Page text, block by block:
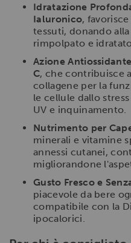
Idratazione
Ialuronico,
tessuti, donando
rimpolpato e
Azione
C, che contribuisce
collagene per la
le cellule dallo
UV e inquinamento.
Nutrimento per
minerali e vitamine
annessi cutanei,
migliorandone
Gusto Fresco e
piacevole da bere
compatibile con la
ipocalorici.